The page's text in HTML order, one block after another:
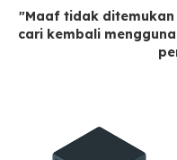
"Maaf tidak ditemukan
cari kembali